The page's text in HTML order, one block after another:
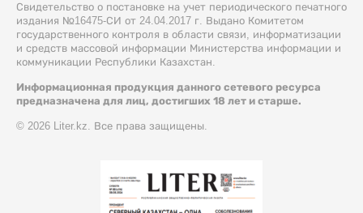
Свидетельство о постановке на учет периодического печатного
издания №16475-СИ от 24.04.2017 г. Выдано Комитетом
государственного контроля в области связи, информатизации
и средств массовой информации Министерства информации и
коммуникации Республики Казахстан.
Информационная продукция данного сетевого ресурса
предназначена для лиц, достигших 18 лет и старше.
© 2026 Liter.kz. Все права защищены.